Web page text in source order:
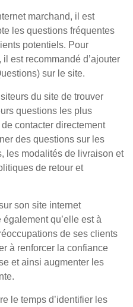
marchand, il est
les questions fréquentes
potentiels. Pour
est recommandé d’ajouter
sur le site.
du site de trouver
questions les plus
contacter directement
des questions sur les
les modalités de livraison et
de retour et
son site internet
qu’elle est à
de ses clients
à renforcer la confiance
et ainsi augmenter les
le temps d’identifier les